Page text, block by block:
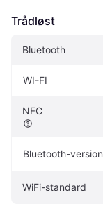
Trådløst
Bluetooth
WI-FI
NFC
Bluetooth-version
WiFi-standard